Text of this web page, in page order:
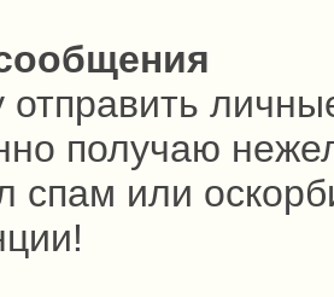
отправить
получаю
спам или